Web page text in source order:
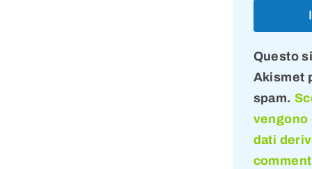
Questo
Akismet
spam.
vengono
dati